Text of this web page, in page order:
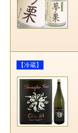
【冷蔵】